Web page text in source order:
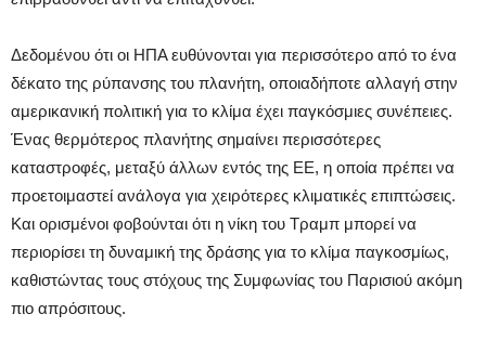
Δεδομένου ότι οι ΗΠΑ ευθύνονται για περισσότερο από το ένα
δέκατο της ρύπανσης του πλανήτη, οποιαδήποτε αλλαγή στην
αμερικανική πολιτική για το κλίμα έχει παγκόσμιες συνέπειες.
Ένας θερμότερος πλανήτης σημαίνει περισσότερες
καταστροφές, μεταξύ άλλων εντός της ΕΕ, η οποία πρέπει να
προετοιμαστεί ανάλογα για χειρότερες κλιματικές επιπτώσεις.
Και ορισμένοι φοβούνται ότι η νίκη του Τραμπ μπορεί να
περιορίσει τη δυναμική της δράσης για το κλίμα παγκοσμίως,
καθιστώντας τους στόχους της Συμφωνίας του Παρισιού ακόμη
πιο απρόσιτους.